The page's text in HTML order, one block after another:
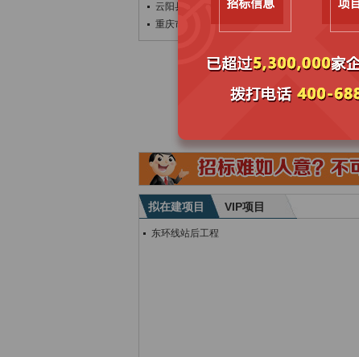
云阳县兴云城市管理服务（集团）有限公司日常
重庆市云阳县第二老年养护院建设项目及云阳县
拟在建项目 VIP项目
东环线站后工程